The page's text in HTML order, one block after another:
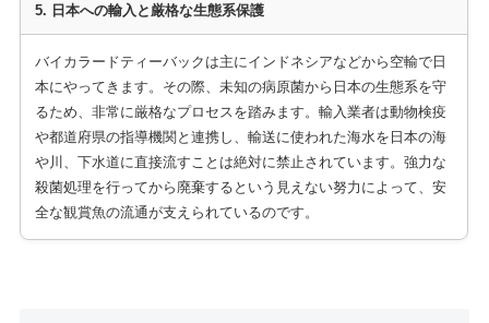
5. 日本への輸入と厳格な生態系保護
バイカラードティーバックは主にインドネシアなどから空輸で日
本にやってきます。その際、未知の病原菌から日本の生態系を守
るため、非常に厳格なプロセスを踏みます。輸入業者は動物検疫
や都道府県の指導機関と連携し、輸送に使われた海水を日本の海
や川、下水道に直接流すことは絶対に禁止されています。強力な
殺菌処理を行ってから廃棄するという見えない努力によって、安
全な観賞魚の流通が支えられているのです。